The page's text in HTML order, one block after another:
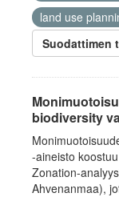
land use
Suodattimen
biodiversity
-aineisto
Zonation-
Ahvenanmaa),